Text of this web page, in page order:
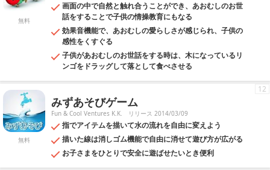
無料
画面の中で自然と触れ合うことができ、あおむしのお世
話をすることで子供の情操教育にもなる
効果音機能で、あおむしの愛らしさが感じられ、子供の
感性をくすぐる
子供があおむしのお世話をする時は、木になっているリ
ンゴをドラッグして落として食べさせる
無料
みずあそびゲーム
Fun & Cool Ventures K.K. リリース 2014/03/09
指でアイテムを描いて水の流れを自由に変えよう
描いた線は消しゴム機能で自由に消せて遊び方が広がる
お子さまをひとりで安全に遊ばせたいとき便利
12